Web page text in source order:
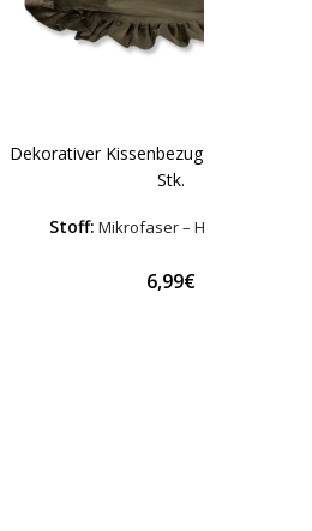
Dekorativer Kissenbezug „Green
Stk.
Stoff: Mikrofaser – Hypoallergen
6,99€